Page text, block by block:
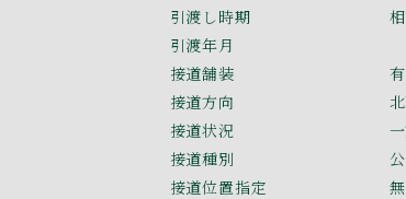
引渡し時期
引渡年月
接道舗装
有
接道方向
接道状況
接道種別
接道位置指定
無